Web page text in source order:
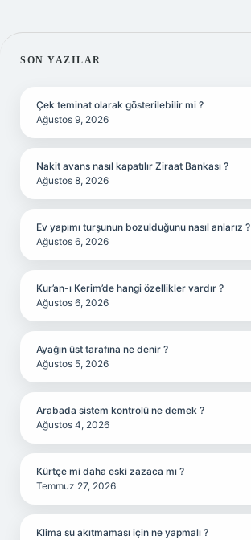
SIDEBAR
SON YAZILAR
Çek teminat olarak gösterilebilir mi ?
Ağustos 9, 2026
Nakit avans nasıl kapatılır Ziraat Bankası ?
Ağustos 8, 2026
Ev yapımı turşunun bozulduğunu nasıl anlarız ?
Ağustos 6, 2026
Kur’an-ı Kerim’de hangi özellikler vardır ?
Ağustos 6, 2026
Ayağın üst tarafına ne denir ?
Ağustos 5, 2026
Arabada sistem kontrolü ne demek ?
Ağustos 4, 2026
Kürtçe mi daha eski zazaca mı ?
Temmuz 27, 2026
Klima su akıtmaması için ne yapmalı ?